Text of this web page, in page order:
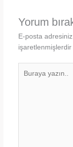
Yorum
E-posta
işaretlenmişlerdir